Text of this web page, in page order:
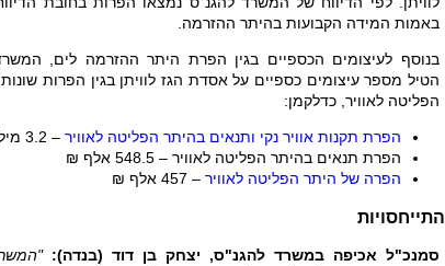
באמות המידה הקבועות בהיתר ההזרמה.
בנוסף לעיצומים הכספיים בגין הפרת היתר ההזרמה לים,
הטיל מספר עיצומים כספיים על אסדת הגז לוויתן בגין הפרות
הפליטה לאוויר, כדלקמן:
הפרת תקנות אוויר נקי ותנאים בהיתר הפליטה לאוויר – 3.2 מיליון ₪
הפרת תנאים בהיתר הפליטה לאוויר – 548.5 אלף ₪
הפרה של היתר הפליטה לאוויר – 457 אלף ₪
התייחסויות
סמנכ"ל אכיפה במשרד להגנ"ס, יצחק בן דוד (בנדה):